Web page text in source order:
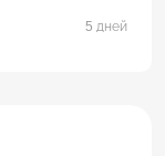
5 дней